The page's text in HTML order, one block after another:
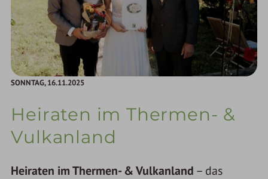
SONNTAG,16.11.2025
Heiraten im Thermen- &
Vulkanland
Heiraten im Thermen- & Vulkanland – das